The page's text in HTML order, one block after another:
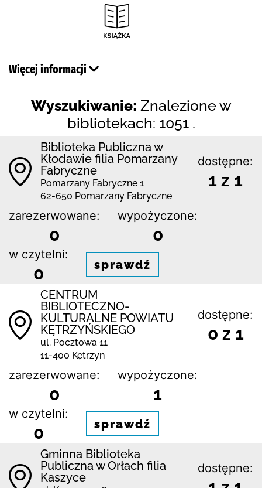
Więcej informacji
Wyszukiwanie: Znalezione w
bibliotekach: 1051 .
Biblioteka Publiczna w
Kłodawie filia Pomarzany
Fabryczne
Pomarzany Fabryczne 1
62-650 Pomarzany Fabryczne
dostępne:
1 z 1
zarezerwowane:
0
wypożyczone:
0
w czytelni:
0 sprawdź
CENTRUM
BIBLIOTECZNO-
KULTURALNE POWIATU
KĘTRZYŃSKIEGO
ul. Pocztowa 11
11-400 Kętrzyn
dostępne:
0 z 1
zarezerwowane:
0
wypożyczone:
1
w czytelni:
0 sprawdź
Gminna Biblioteka
Publiczna w Orłach filia
Kaszyce
dostępne: